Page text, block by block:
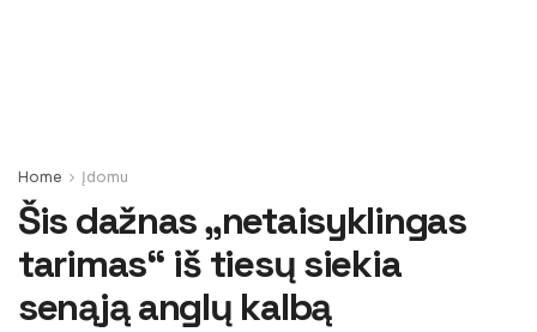
Home Įdomu
Šis dažnas „netaisyklingas
tarimas“ iš tiesų siekia
senąją anglų kalbą